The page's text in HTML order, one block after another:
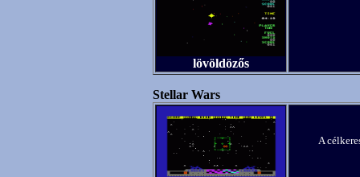
lövöldözős
Stellar Wars
A